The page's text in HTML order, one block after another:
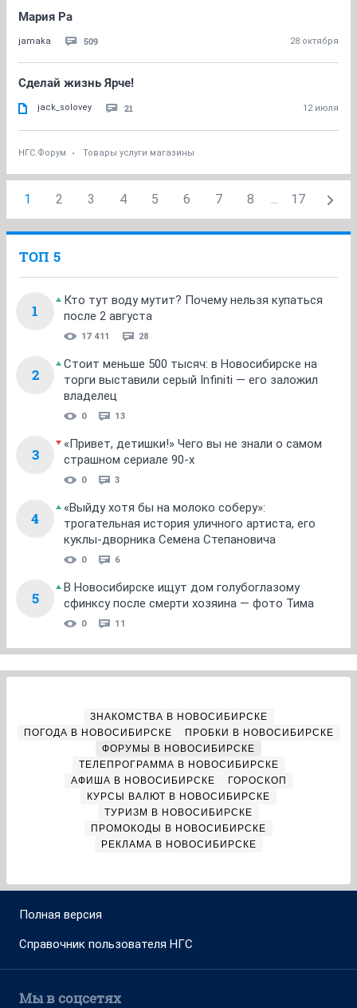
Мария Ра
jamaka 509 28 октября
Сделай жизнь Ярче!
jack_solovey 21 12 июля
НГС.Форум Товары услуги магазины
1 2 3 4 5 6 7 8 ... 17
ТОП 5
1
Кто тут воду мутит? Почему нельзя купаться
после 2 августа
17 411 28
2
Стоит меньше 500 тысяч: в Новосибирске на
торги выставили серый Infiniti — его заложил
владелец
0 13
3
«Привет, детишки!» Чего вы не знали о самом
страшном сериале 90-х
0 3
4
«Выйду хотя бы на молоко соберу»:
трогательная история уличного артиста, его
куклы-дворника Семена Степановича
0 6
5
В Новосибирске ищут дом голубоглазому
сфинксу после смерти хозяина — фото Тима
0 11
ЗНАКОМСТВА В НОВОСИБИРСКЕ
ПОГОДА В НОВОСИБИРСКЕ
ПРОБКИ В НОВОСИБИРСКЕ
ФОРУМЫ В НОВОСИБИРСКЕ
ТЕЛЕПРОГРАММА В НОВОСИБИРСКЕ
АФИША В НОВОСИБИРСКЕ
ГОРОСКОП
КУРСЫ ВАЛЮТ В НОВОСИБИРСКЕ
ТУРИЗМ В НОВОСИБИРСКЕ
ПРОМОКОДЫ В НОВОСИБИРСКЕ
РЕКЛАМА В НОВОСИБИРСКЕ
Полная версия
Справочник пользователя НГС
Мы в соцсетях